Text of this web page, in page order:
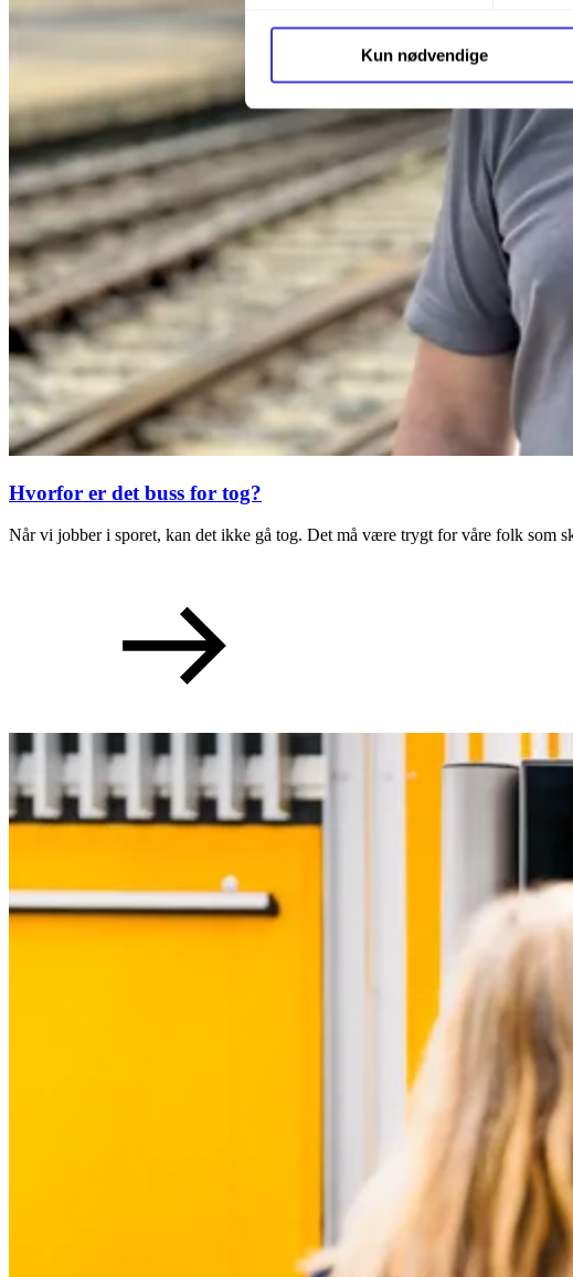
Du kan lese mer om hvordan vi
personopplysninger på vår side
Kun nødvendige
Hvorfor er det buss for tog?
Når vi jobber i sporet, kan det ikke gå tog. Det må være trygt for våre folk som